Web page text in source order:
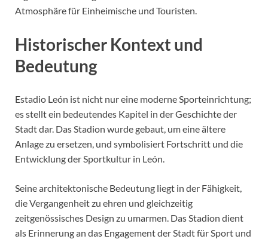
Atmosphäre für Einheimische und Touristen.
Historischer Kontext und
Bedeutung
Estadio León ist nicht nur eine moderne Sporteinrichtung;
es stellt ein bedeutendes Kapitel in der Geschichte der
Stadt dar. Das Stadion wurde gebaut, um eine ältere
Anlage zu ersetzen, und symbolisiert Fortschritt und die
Entwicklung der Sportkultur in León.
Seine architektonische Bedeutung liegt in der Fähigkeit,
die Vergangenheit zu ehren und gleichzeitig
zeitgenössisches Design zu umarmen. Das Stadion dient
als Erinnerung an das Engagement der Stadt für Sport und